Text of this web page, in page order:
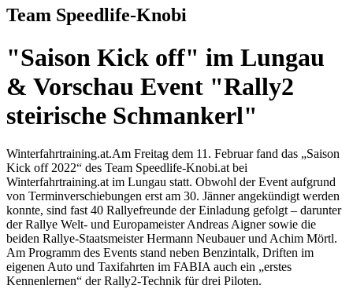
Team Speedlife-Knobi
"Saison Kick off" im Lungau
& Vorschau Event "Rally2
steirische Schmankerl"
Winterfahrtraining.at.Am Freitag dem 11. Februar fand das „Saison
Kick off 2022“ des Team Speedlife-Knobi.at bei
Winterfahrtraining.at im Lungau statt. Obwohl der Event aufgrund
von Terminverschiebungen erst am 30. Jänner angekündigt werden
konnte, sind fast 40 Rallyefreunde der Einladung gefolgt – darunter
der Rallye Welt- und Europameister Andreas Aigner sowie die
beiden Rallye-Staatsmeister Hermann Neubauer und Achim Mörtl.
Am Programm des Events stand neben Benzintalk, Driften im
eigenen Auto und Taxifahrten im FABIA auch ein „erstes
Kennenlernen“ der Rally2-Technik für drei Piloten.